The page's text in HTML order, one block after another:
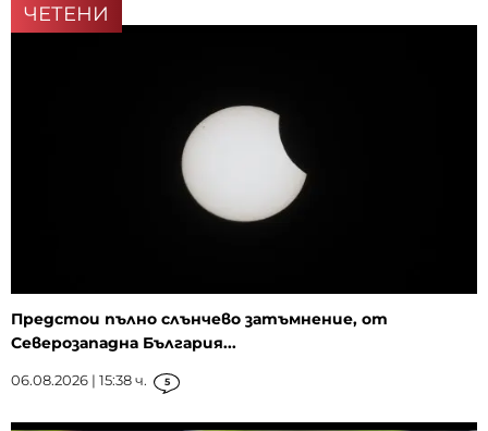
ЧЕТЕНИ
Предстои пълно слънчево затъмнение, от
Северозападна България...
06.08.2026 | 15:38 ч. 5